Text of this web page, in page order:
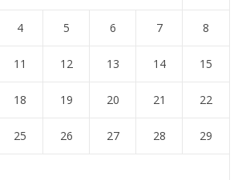
4 5 6 7 8
11 12 13 14 15
18 19 20 21 22
25 26 27 28 29